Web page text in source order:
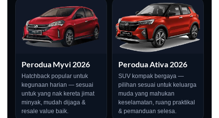
Perodua Myvi 2026
Hatchback popular untuk
kegunaan harian — sesuai
untuk yang nak kereta jimat
minyak, mudah dijaga &
resale value baik.
Perodua Ativa 2026
SUV kompak bergaya —
pilihan sesuai untuk keluarga
muda yang mahukan
keselamatan, ruang praktikal
& pemanduan selesa.